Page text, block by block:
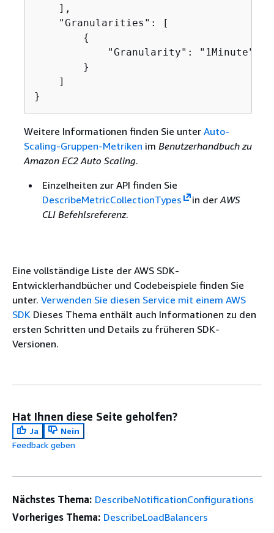
    ],
    "Granularities": [
{
            "Granularity": "1Minute"
        }
    ]
}
Weitere Informationen finden Sie unter Auto-
Scaling-Gruppen-Metriken im Benutzerhandbuch zu
Amazon EC2 Auto Scaling.
Einzelheiten zur API finden Sie
DescribeMetricCollectionTypes
in derAWS
CLI Befehlsreferenz.
Eine vollständige Liste der AWS SDK-
Entwicklerhandbücher und Codebeispiele finden Sie
unter. Verwenden Sie diesen Service mit einem AWS
SDK Dieses Thema enthält auch Informationen zu den
ersten Schritten und Details zu früheren SDK-
Versionen.
Hat Ihnen diese Seite geholfen?
Ja
Nein
Feedback geben
Nächstes Thema: DescribeNotificationConfigurations
Vorheriges Thema: DescribeLoadBalancers